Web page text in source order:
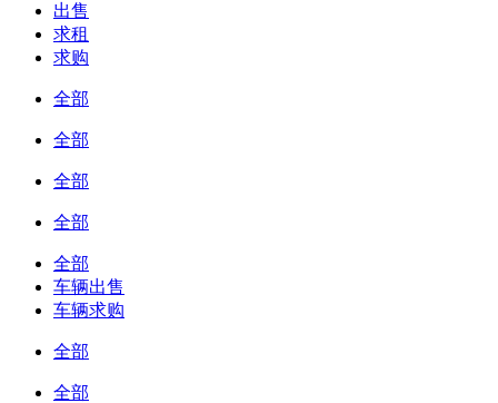
出售
求租
求购
全部
全部
全部
全部
全部
车辆出售
车辆求购
全部
全部